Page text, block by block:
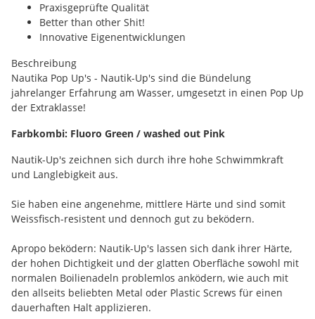
Praxisgeprüfte Qualität
Better than other Shit!
Innovative Eigenentwicklungen
Beschreibung
Nautika Pop Up's - Nautik-Up's sind die Bündelung
jahrelanger Erfahrung am Wasser, umgesetzt in einen Pop Up
der Extraklasse!
Farbkombi: Fluoro Green / washed out Pink
Nautik-Up's zeichnen sich durch ihre hohe Schwimmkraft
und Langlebigkeit aus.
Sie haben eine angenehme, mittlere Härte und sind somit
Weissfisch-resistent und dennoch gut zu beködern.
Apropo beködern: Nautik-Up's lassen sich dank ihrer Härte,
der hohen Dichtigkeit und der glatten Oberfläche sowohl mit
normalen Boilienadeln problemlos anködern, wie auch mit
den allseits beliebten Metal oder Plastic Screws für einen
dauerhaften Halt applizieren.